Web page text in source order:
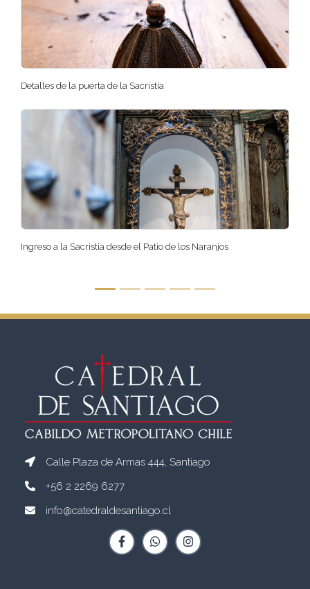
Detalles de la puerta de la Sacristia
Ingreso a la Sacristia desde el Patio de los Naranjos
Calle Plaza de Armas 444, Santiago
+56 2 2269 6277
info@catedraldesantiago.cl